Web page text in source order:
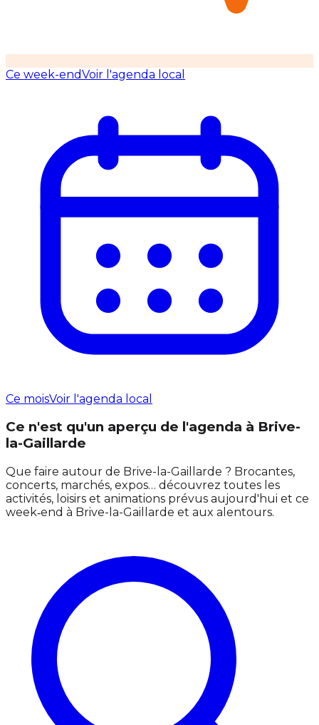
Ce week-endVoir l'agenda local
Ce moisVoir l'agenda local
Ce n'est qu'un aperçu de l'agenda à Brive-
la-Gaillarde
Que faire autour de Brive-la-Gaillarde ? Brocantes,
concerts, marchés, expos… découvrez toutes les
activités, loisirs et animations prévus aujourd'hui et ce
week‑end à Brive-la-Gaillarde et aux alentours.